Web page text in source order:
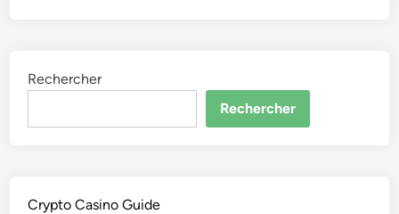
Rechercher
Rechercher
Crypto Casino Guide